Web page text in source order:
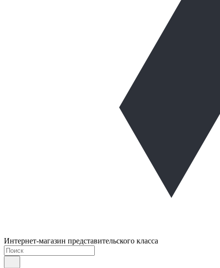
Интернет-магазин представительского класса